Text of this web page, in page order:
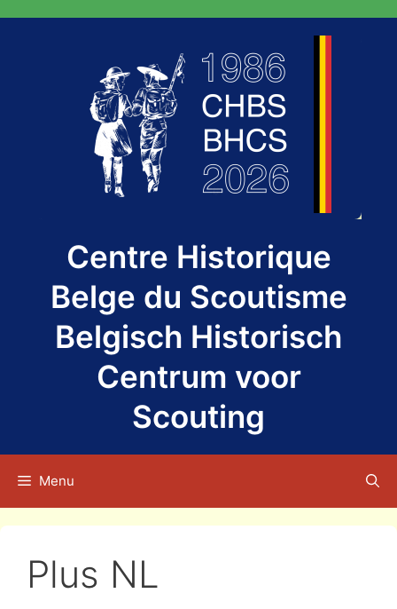
Centre Historique
Belge du Scoutisme
Belgisch Historisch
Centrum voor
Scouting
Menu
Plus NL